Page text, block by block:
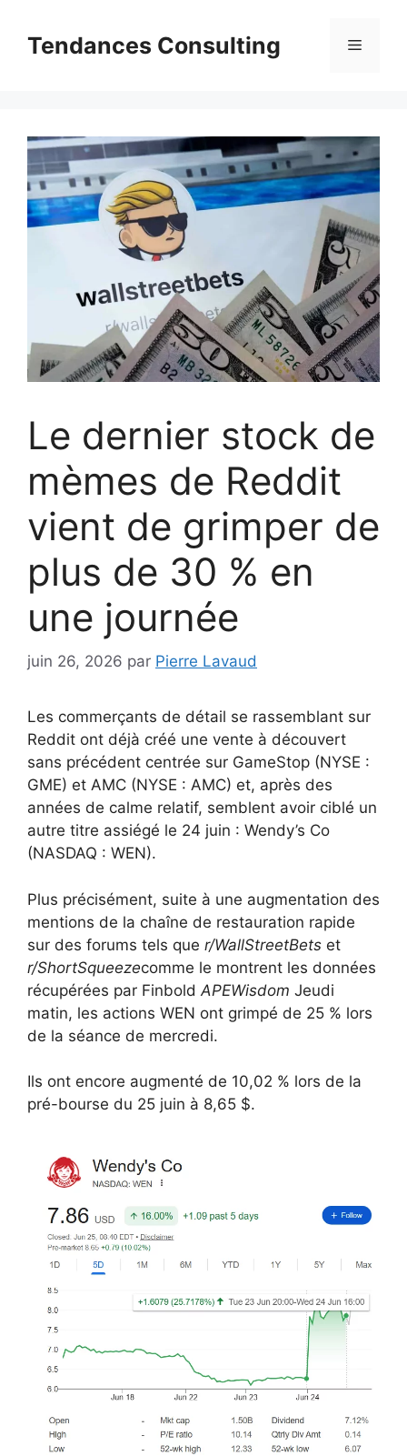
contenuTendances Consulting Menu
Le dernier stock de
mèmes de Reddit
vient de grimper de
plus de 30 % en
une journée
juin 26, 2026 par Pierre Lavaud
Les commerçants de détail se rassemblant sur
Reddit ont déjà créé une vente à découvert
sans précédent centrée sur GameStop (NYSE :
GME) et AMC (NYSE : AMC) et, après des
années de calme relatif, semblent avoir ciblé un
autre titre assiégé le 24 juin : Wendy’s Co
(NASDAQ : WEN).
Plus précisément, suite à une augmentation des
mentions de la chaîne de restauration rapide
sur des forums tels que r/WallStreetBets et
r/ShortSqueezecomme le montrent les données
récupérées par Finbold APEWisdom Jeudi
matin, les actions WEN ont grimpé de 25 % lors
de la séance de mercredi.
Ils ont encore augmenté de 10,02 % lors de la
pré-bourse du 25 juin à 8,65 $.